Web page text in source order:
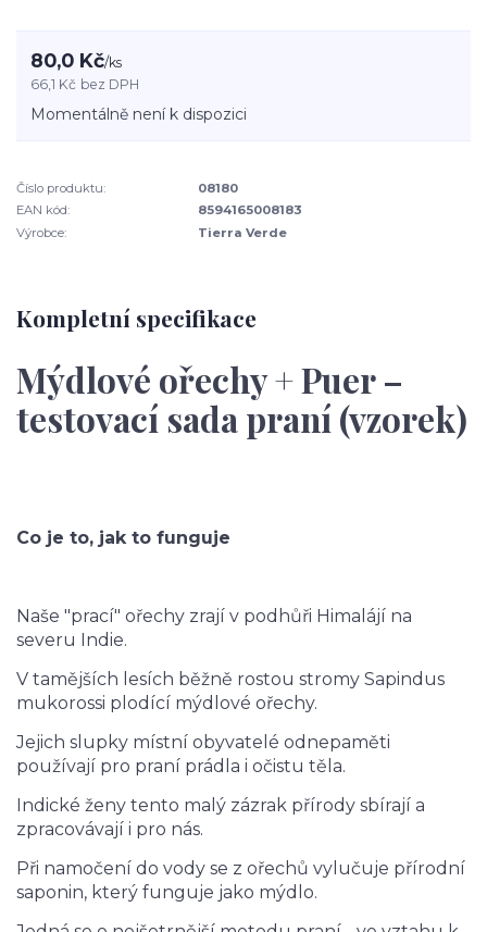
80,0 Kč/ks
66,1 Kč bez DPH
Momentálně není k dispozici
Číslo produktu:
08180
EAN kód:
8594165008183
Výrobce:
Tierra Verde
Kompletní specifikace
Mýdlové ořechy + Puer –
testovací sada praní (vzorek)
Co je to, jak to funguje
Naše "prací" ořechy zrají v podhůři Himalájí na
severu Indie.
V tamějších lesích běžně rostou stromy Sapindus
mukorossi plodící mýdlové ořechy.
Jejich slupky místní obyvatelé odnepaměti
používají pro praní prádla i očistu těla.
Indické ženy tento malý zázrak přírody sbírají a
zpracovávají i pro nás.
Při namočení do vody se z ořechů vylučuje přírodní
saponin, který funguje jako mýdlo.